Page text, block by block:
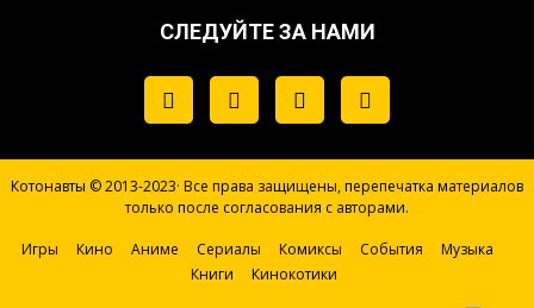
СЛЕДУЙТЕ ЗА НАМИ
Котонавты © 2013-2023· Все права защищены, перепечатка материалов
только после согласования с авторами.
Игры Кино Аниме Сериалы Комиксы События
Музыка
Книги
Кинокотики